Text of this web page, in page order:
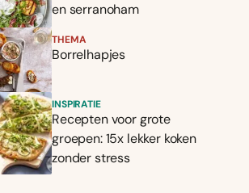
en serranoham
THEMA
Borrelhapjes
INSPIRATIE
Recepten voor grote
groepen: 15x lekker koken
zonder stress